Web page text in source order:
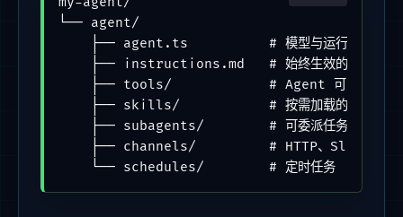
└── agent/
    ├── agent.ts          # 模型与运行时配置
    ├── instructions.md   # 始终生效的系统指令
├── tools/            # Agent 可以调用的
    ├── skills/           # 按需加载的操作手册
├── subagents/        # 可委派任务的子
├── channels/         # HTTP、Slack、
    └── schedules/        # 定时任务